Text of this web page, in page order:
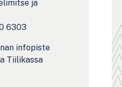
ja
6303
infopiste
Tiilikassa